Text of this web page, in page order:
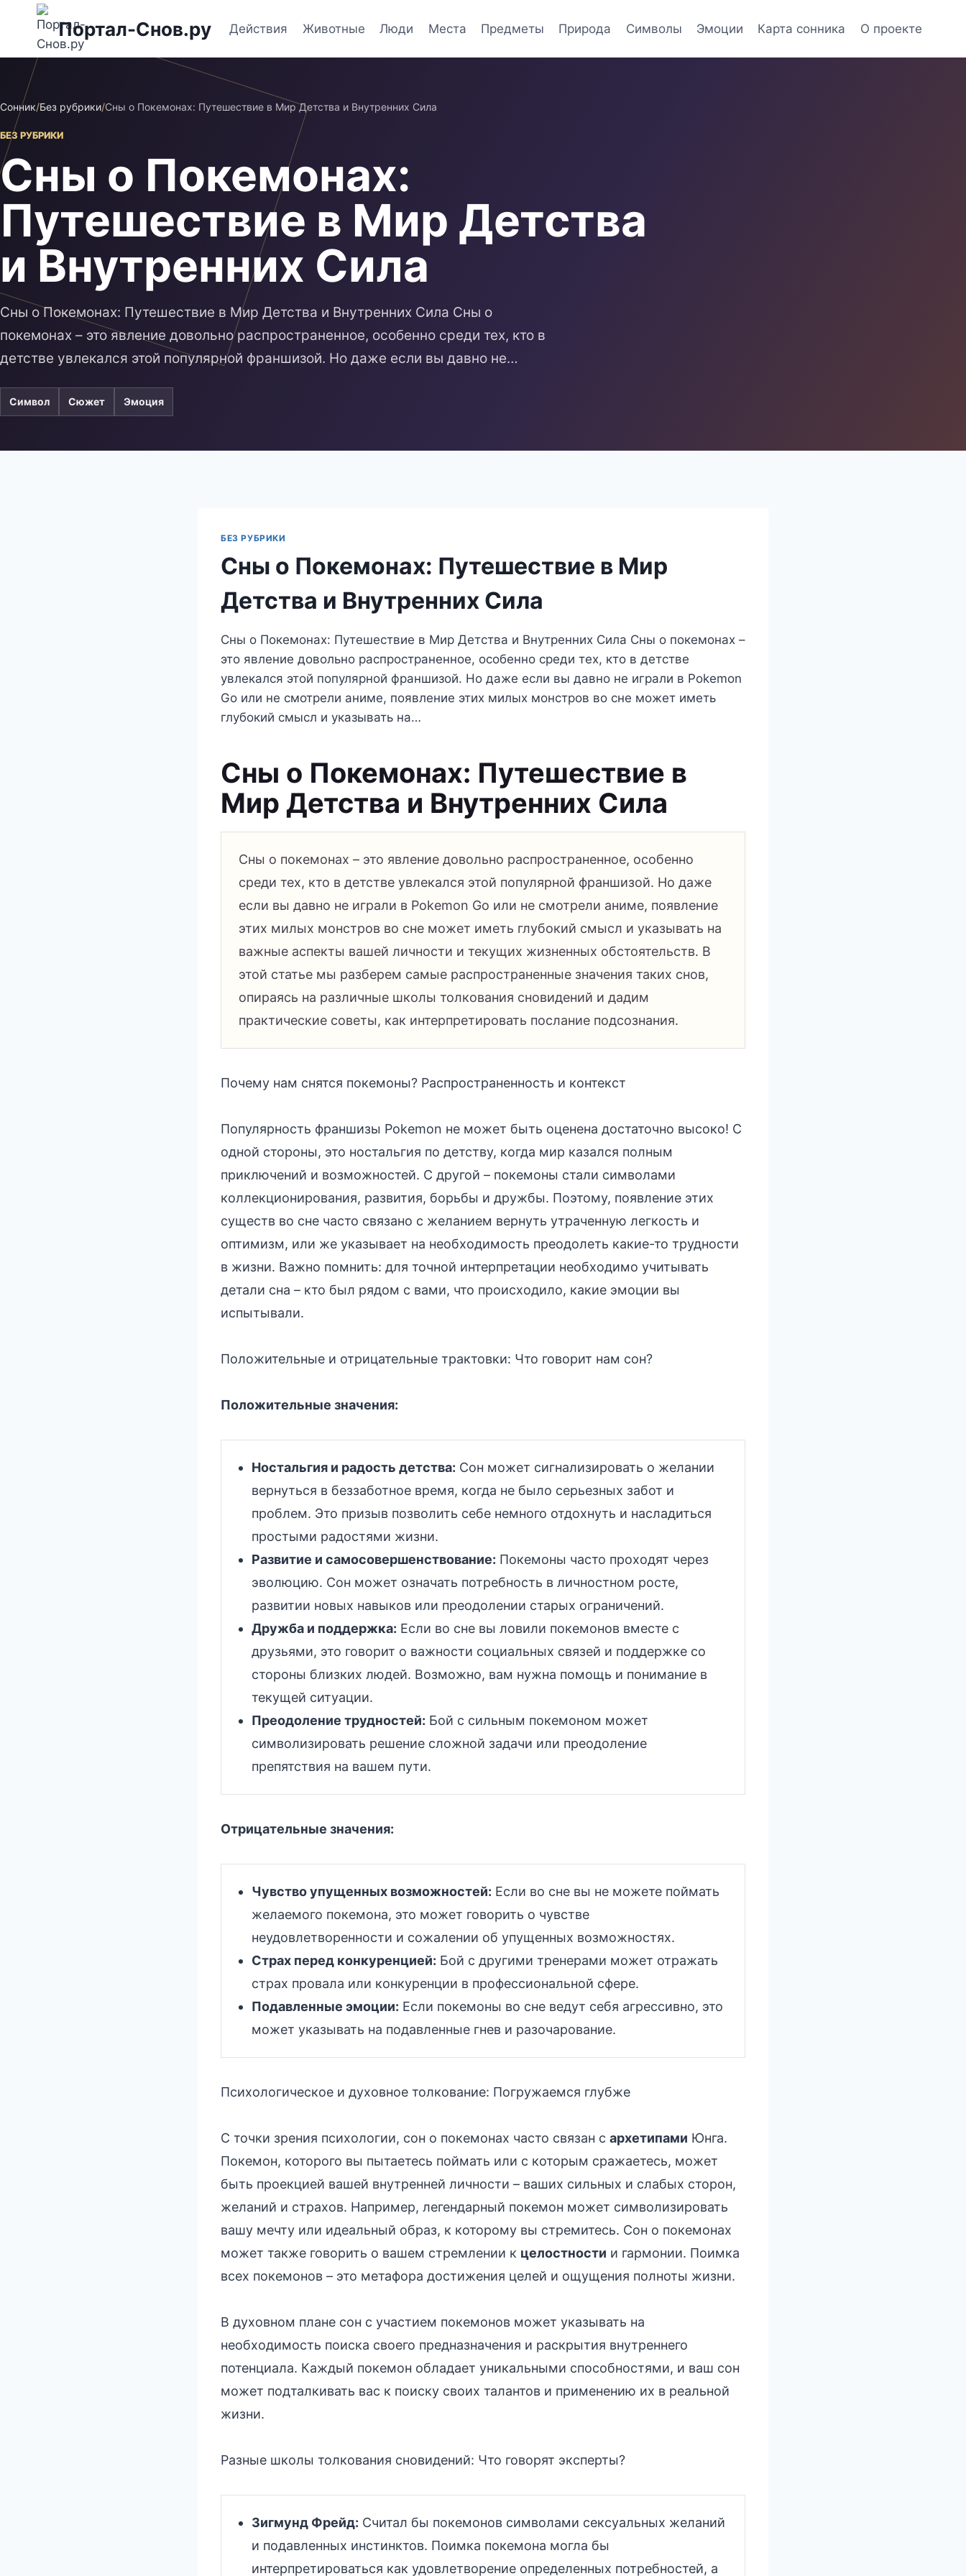
Перейти
содержимому
Портал-Снов.ру Действия Животные Люди Места Предметы Природа Символы Эмоции Карта сонника О проекте
Сонник/Без рубрики/Сны о Покемонах: Путешествие в Мир Детства и Внутренних Сила
БЕЗ РУБРИКИ
Сны о Покемонах:
Путешествие в Мир Детства
и Внутренних Сила
Сны о Покемонах: Путешествие в Мир Детства и Внутренних Сила Сны о
покемонах – это явление довольно распространенное, особенно среди тех, кто в
детстве увлекался этой популярной франшизой. Но даже если вы давно не…
Символ Сюжет Эмоция
БЕЗ РУБРИКИ
Сны о Покемонах: Путешествие в Мир
Детства и Внутренних Сила
Сны о Покемонах: Путешествие в Мир Детства и Внутренних Сила Сны о покемонах –
это явление довольно распространенное, особенно среди тех, кто в детстве
увлекался этой популярной франшизой. Но даже если вы давно не играли в Pokemon
Go или не смотрели аниме, появление этих милых монстров во сне может иметь
глубокий смысл и указывать на…
Сны о Покемонах: Путешествие в
Мир Детства и Внутренних Сила
Сны о покемонах – это явление довольно распространенное, особенно
среди тех, кто в детстве увлекался этой популярной франшизой. Но даже
если вы давно не играли в Pokemon Go или не смотрели аниме, появление
этих милых монстров во сне может иметь глубокий смысл и указывать на
важные аспекты вашей личности и текущих жизненных обстоятельств. В
этой статье мы разберем самые распространенные значения таких снов,
опираясь на различные школы толкования сновидений и дадим
практические советы, как интерпретировать послание подсознания.
Почему нам снятся покемоны? Распространенность и контекст
Популярность франшизы Pokemon не может быть оценена достаточно высоко! С
одной стороны, это ностальгия по детству, когда мир казался полным
приключений и возможностей. С другой – покемоны стали символами
коллекционирования, развития, борьбы и дружбы. Поэтому, появление этих
существ во сне часто связано с желанием вернуть утраченную легкость и
оптимизм, или же указывает на необходимость преодолеть какие-то трудности
в жизни. Важно помнить: для точной интерпретации необходимо учитывать
детали сна – кто был рядом с вами, что происходило, какие эмоции вы
испытывали.
Положительные и отрицательные трактовки: Что говорит нам сон?
Положительные значения:
Ностальгия и радость детства: Сон может сигнализировать о желании
вернуться в беззаботное время, когда не было серьезных забот и
проблем. Это призыв позволить себе немного отдохнуть и насладиться
простыми радостями жизни.
Развитие и самосовершенствование: Покемоны часто проходят через
эволюцию. Сон может означать потребность в личностном росте,
развитии новых навыков или преодолении старых ограничений.
Дружба и поддержка: Если во сне вы ловили покемонов вместе с
друзьями, это говорит о важности социальных связей и поддержке со
стороны близких людей. Возможно, вам нужна помощь и понимание в
текущей ситуации.
Преодоление трудностей: Бой с сильным покемоном может
символизировать решение сложной задачи или преодоление
препятствия на вашем пути.
Отрицательные значения:
Чувство упущенных возможностей: Если во сне вы не можете поймать
желаемого покемона, это может говорить о чувстве
неудовлетворенности и сожалении об упущенных возможностях.
Страх перед конкуренцией: Бой с другими тренерами может отражать
страх провала или конкуренции в профессиональной сфере.
Подавленные эмоции: Если покемоны во сне ведут себя агрессивно, это
может указывать на подавленные гнев и разочарование.
Психологическое и духовное толкование: Погружаемся глубже
С точки зрения психологии, сон о покемонах часто связан с архетипами Юнга.
Покемон, которого вы пытаетесь поймать или с которым сражаетесь, может
быть проекцией вашей внутренней личности – ваших сильных и слабых сторон,
желаний и страхов. Например, легендарный покемон может символизировать
вашу мечту или идеальный образ, к которому вы стремитесь. Сон о покемонах
может также говорить о вашем стремлении к целостности и гармонии. Поимка
всех покемонов – это метафора достижения целей и ощущения полноты жизни.
В духовном плане сон с участием покемонов может указывать на
необходимость поиска своего предназначения и раскрытия внутреннего
потенциала. Каждый покемон обладает уникальными способностями, и ваш сон
может подталкивать вас к поиску своих талантов и применению их в реальной
жизни.
Разные школы толкования сновидений: Что говорят эксперты?
Зигмунд Фрейд: Считал бы покемонов символами сексуальных желаний
и подавленных инстинктов. Поимка покемона могла бы
интерпретироваться как удовлетворение определенных потребностей, а